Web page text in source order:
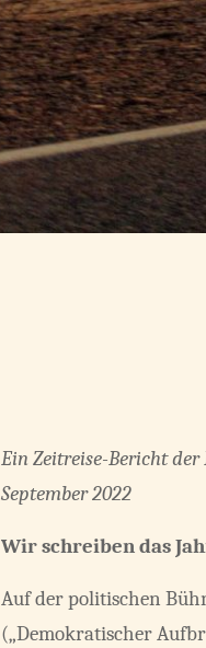
Ein Zeitreise-Bericht der
September 2022
Wir schreiben das
Auf der politischen
(„Demokratischer